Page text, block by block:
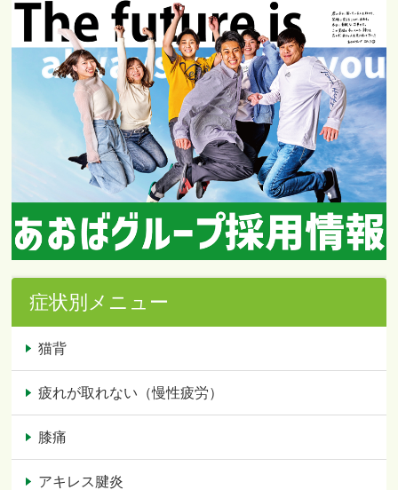
症状別メニュー
猫背
疲れが取れない（慢性疲労）
膝痛
アキレス腱炎